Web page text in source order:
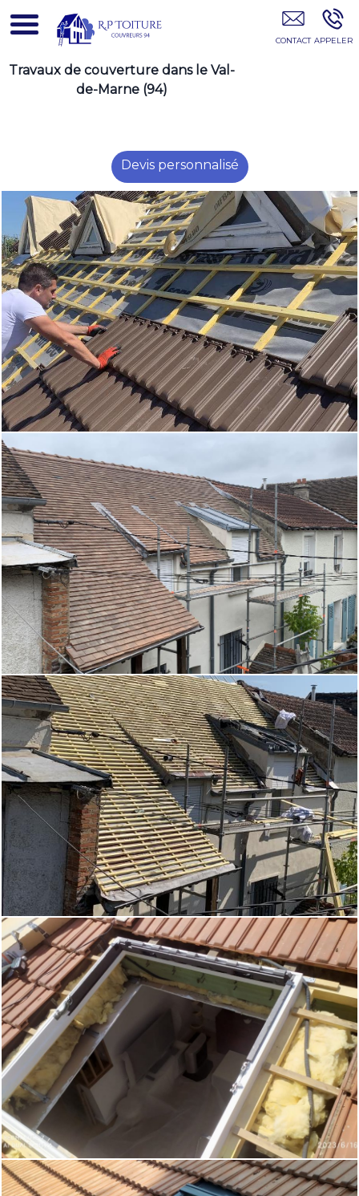
Couvreur Choisy-Le-Roi - 94
Travaux de couverture dans le Val-
de-Marne (94)
Devis personnalisé